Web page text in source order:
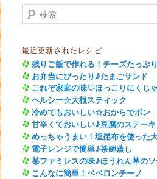
検索
最近更新されたレシピ
残りご飯で作れる！チーズたっぷ
お弁当にぴったり♪たまごサンド
これぞ家庭の味♡ほっこりにくじ
ヘルシー☆大根スティック
冷めてもおいしい☆おからでポン
甘辛くておいしい♪豆腐のステーキ
めっちゃうまい！塩昆布を使った
電子レンジで簡単♪茶碗蒸し
某ファミレスの味♪ほうれん草の
こんなに簡単！ペペロンチーノ